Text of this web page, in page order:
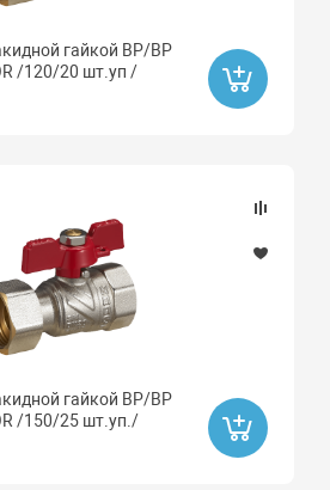
гайкой ВР/ВР
/120/20 шт.уп /
гайкой ВР/ВР
/150/25 шт.уп./